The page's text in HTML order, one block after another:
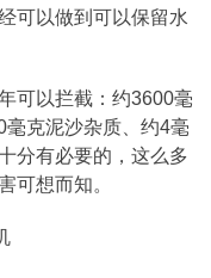
可以做到可以保留水
可以拦截：约3600毫
克泥沙杂质、约4毫
分有必要的，这么多
可想而知。